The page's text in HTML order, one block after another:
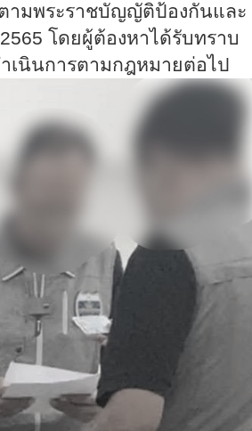
ามพระราชบัญญัติป้องกันและ
โดยผู้ต้องหาได้รับทราบ
เนินการตามกฎหมายต่อไป